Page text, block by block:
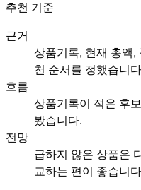
추천 기준
근거
상품기록, 현재 총액,
천 순서를 정했습니
흐름
상품기록이 적은 후
봤습니다.
전망
급하지 않은 상품은
교하는 편이 좋습니